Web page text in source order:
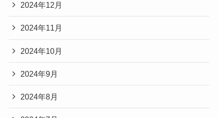
2024年12月
2024年11月
2024年10月
2024年9月
2024年8月